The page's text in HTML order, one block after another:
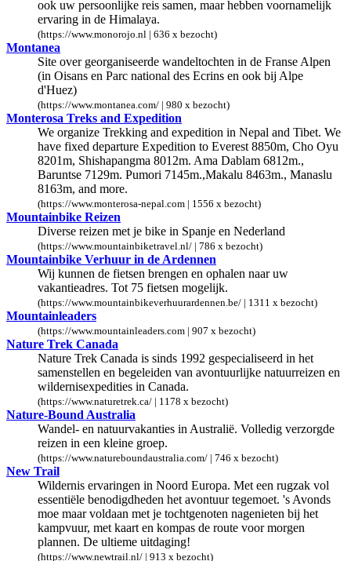
ook uw persoonlijke reis samen, maar hebben voornamelijk
ervaring in de Himalaya.
(https://www.monorojo.nl | 636 x bezocht)
Montanea
Site over georganiseerde wandeltochten in de Franse Alpen
(in Oisans en Parc national des Ecrins en ook bij Alpe
d'Huez)
(https://www.montanea.com/ | 980 x bezocht)
Monterosa Treks and Expedition
We organize Trekking and expedition in Nepal and Tibet. We
have fixed departure Expedition to Everest 8850m, Cho Oyu
8201m, Shishapangma 8012m. Ama Dablam 6812m.,
Baruntse 7129m. Pumori 7145m.,Makalu 8463m., Manaslu
8163m, and more.
(https://www.monterosa-nepal.com | 1556 x bezocht)
Mountainbike Reizen
Diverse reizen met je bike in Spanje en Nederland
(https://www.mountainbiketravel.nl/ | 786 x bezocht)
Mountainbike Verhuur in de Ardennen
Wij kunnen de fietsen brengen en ophalen naar uw
vakantieadres. Tot 75 fietsen mogelijk.
(https://www.mountainbikeverhuurardennen.be/ | 1311 x bezocht)
Mountainleaders
(https://www.mountainleaders.com | 907 x bezocht)
Nature Trek Canada
Nature Trek Canada is sinds 1992 gespecialiseerd in het
samenstellen en begeleiden van avontuurlijke natuurreizen en
wildernisexpedities in Canada.
(https://www.naturetrek.ca/ | 1178 x bezocht)
Nature-Bound Australia
Wandel- en natuurvakanties in Australië. Volledig verzorgde
reizen in een kleine groep.
(https://www.natureboundaustralia.com/ | 746 x bezocht)
New Trail
Wildernis ervaringen in Noord Europa. Met een rugzak vol
essentiële benodigdheden het avontuur tegemoet. 's Avonds
moe maar voldaan met je tochtgenoten nagenieten bij het
kampvuur, met kaart en kompas de route voor morgen
plannen. De ultieme uitdaging!
(https://www.newtrail.nl/ | 913 x bezocht)